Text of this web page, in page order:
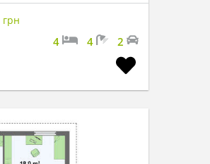
грн
4 4 2